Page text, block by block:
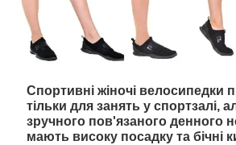
Спортивні жіночі велосипедки
тільки для занять у спортзалі,
зручного пов'язаного денного
мають високу посадку та бічні